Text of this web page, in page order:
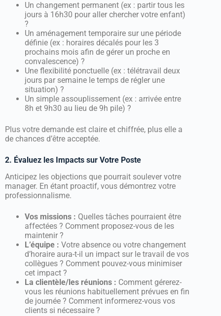
Un changement permanent (ex : partir tous les
jours à 16h30 pour aller chercher votre enfant)
?
Un aménagement temporaire sur une période
définie (ex : horaires décalés pour les 3
prochains mois afin de gérer un proche en
convalescence) ?
Une flexibilité ponctuelle (ex : télétravail deux
jours par semaine le temps de régler une
situation) ?
Un simple assouplissement (ex : arrivée entre
8h et 9h30 au lieu de 9h pile) ?
Plus votre demande est claire et chiffrée, plus elle a
de chances d’être acceptée.
2. Évaluez les Impacts sur Votre Poste
Anticipez les objections que pourrait soulever votre
manager. En étant proactif, vous démontrez votre
professionnalisme.
Vos missions : Quelles tâches pourraient être
affectées ? Comment proposez-vous de les
maintenir ?
L’équipe : Votre absence ou votre changement
d’horaire aura-t-il un impact sur le travail de vos
collègues ? Comment pouvez-vous minimiser
cet impact ?
La clientèle/les réunions : Comment gérerez-
vous les réunions habituellement prévues en fin
de journée ? Comment informerez-vous vos
clients si nécessaire ?